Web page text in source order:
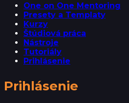
One on One Mentoring
Presety a Templaty
Kurzy
Štúdiová práca
Nástroje
Tutoriály
Prihlásenie
Prihlásenie